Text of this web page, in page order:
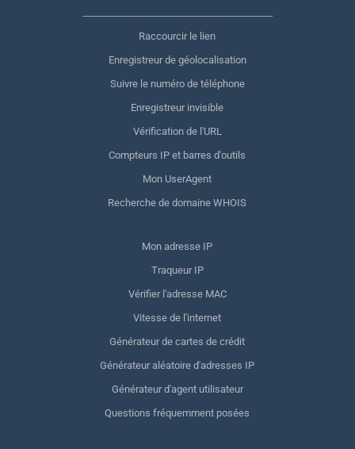
Raccourcir le lien
Enregistreur de géolocalisation
Suivre le numéro de téléphone
Enregistreur invisible
Vérification de l'URL
Compteurs IP et barres d'outils
Mon UserAgent
Recherche de domaine WHOIS
Mon adresse IP
Traqueur IP
Vérifier l'adresse MAC
Vitesse de l'internet
Générateur de cartes de crédit
Générateur aléatoire d'adresses IP
Générateur d'agent utilisateur
Questions fréquemment posées